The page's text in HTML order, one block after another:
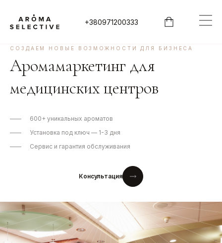
+380971200333
СОЗДАЕМ НОВЫЕ ВОЗМОЖНОСТИ ДЛЯ БИЗНЕСА
Аромамаркетинг для
медицинских центров
600+ уникальных ароматов
Установка под ключ — 1-3 дня
Сервис и гарантия обслуживания
Консультация